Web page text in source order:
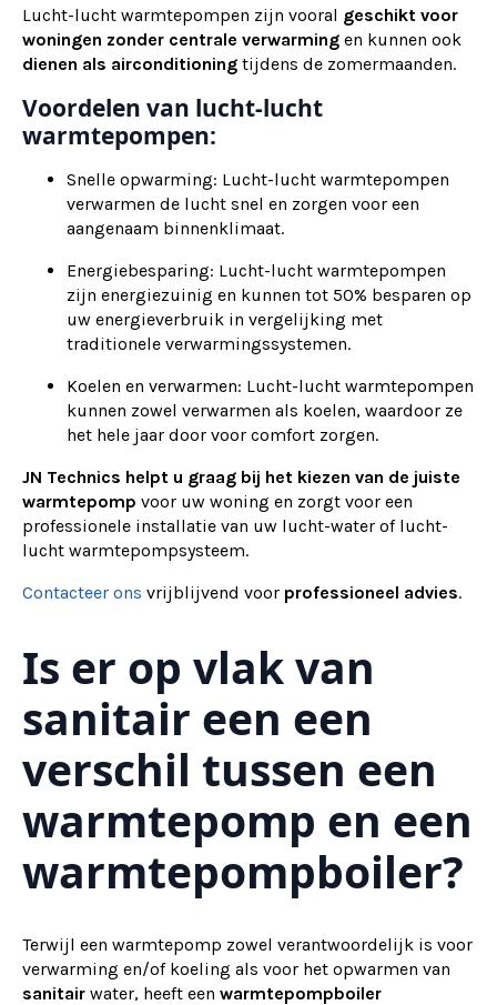
Lucht-lucht warmtepompen zijn vooral geschikt voor
woningen zonder centrale verwarming en kunnen ook
dienen als airconditioning tijdens de zomermaanden.
Voordelen van lucht-lucht
warmtepompen:
Snelle opwarming: Lucht-lucht warmtepompen
verwarmen de lucht snel en zorgen voor een
aangenaam binnenklimaat.
Energiebesparing: Lucht-lucht warmtepompen
zijn energiezuinig en kunnen tot 50% besparen op
uw energieverbruik in vergelijking met
traditionele verwarmingssystemen.
Koelen en verwarmen: Lucht-lucht warmtepompen
kunnen zowel verwarmen als koelen, waardoor ze
het hele jaar door voor comfort zorgen.
JN Technics helpt u graag bij het kiezen van de juiste
warmtepomp voor uw woning en zorgt voor een
professionele installatie van uw lucht-water of lucht-
lucht warmtepompsysteem.
Contacteer ons vrijblijvend voor professioneel advies.
Is er op vlak van
sanitair een een
verschil tussen een
warmtepomp en een
warmtepompboiler?
Terwijl een warmtepomp zowel verantwoordelijk is voor
verwarming en/of koeling als voor het opwarmen van
sanitair water, heeft een warmtepompboiler